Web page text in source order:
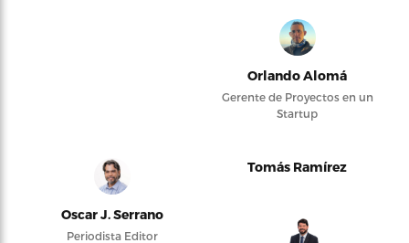
Orlando Alomá
Gerente de Proyectos en un
Startup
Oscar J. Serrano
Periodista Editor
Tomás Ramírez